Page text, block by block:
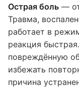
Острая боль —
Травма,
работает в
реакция
повреждённую
избежать
причина